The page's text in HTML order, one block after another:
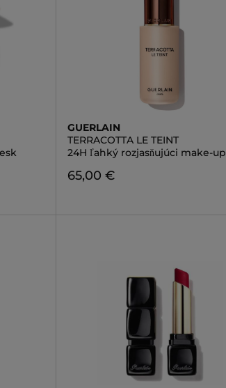
GUERLAIN
TERRACOTTA LE TEINT
24H ľahký rozjasňujúci make-up
65,00 €